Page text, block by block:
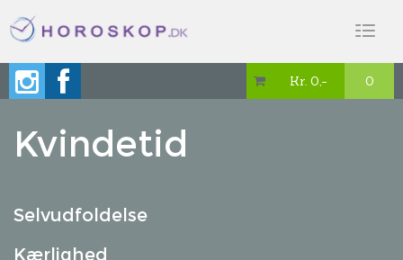
 Kr. 0,- 0
Kvindetid
Selvudfoldelse
Kærlighed